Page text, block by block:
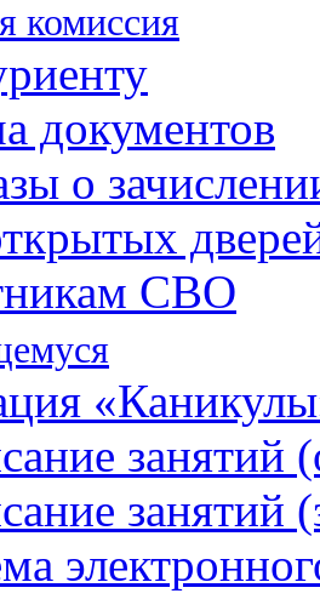
комиссия
документов
о
СВО
занятий
занятий